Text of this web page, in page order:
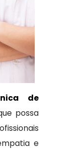
de
possa
e